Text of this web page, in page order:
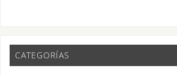
CATEGORÍAS